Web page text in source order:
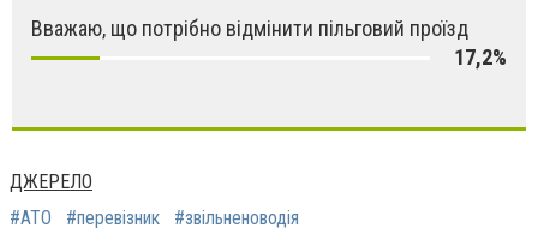
Вважаю, що потрібно відмінити пільговий проїзд
17,2%
ДЖЕРЕЛО
#АТО
#перевізник #звільненоводія